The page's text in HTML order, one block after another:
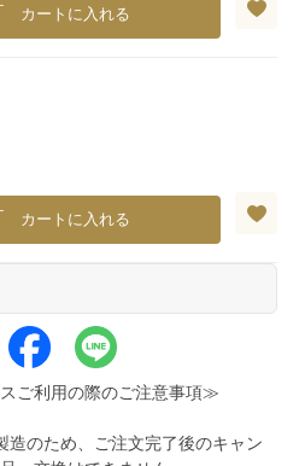
カートに入れる
カートに入れる
ご利用の際のご注意事項≫
造のため、ご注文完了後のキャン